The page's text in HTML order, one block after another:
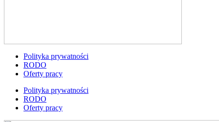
Polityka prywatności
RODO
Oferty pracy
Polityka prywatności
RODO
Oferty pracy